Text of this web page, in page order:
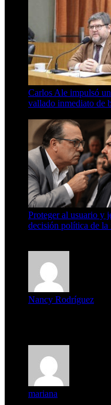
Carlos Ale impulsó
vallado inmediato de
Proteger al usuario y
decisión política de la
Nancy Rodríguez
mariana